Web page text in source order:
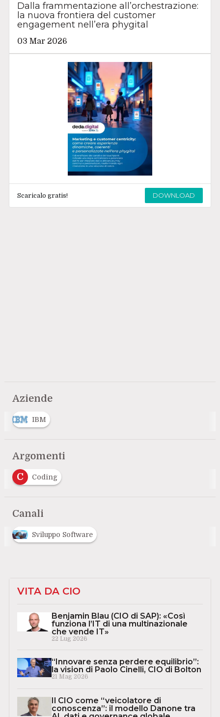
Dalla frammentazione all’orchestrazione:
la nuova frontiera del customer
engagement nell’era phygital
03 Mar 2026
Scaricalo gratis! DOWNLOAD
Aziende
IBM
Argomenti
C
Coding
Canali
Sviluppo Software
VITA DA CIO
Benjamin Blau (CIO di SAP): «Così
funziona l’IT di una multinazionale
che vende IT»
22 Lug 2026
“Innovare senza perdere equilibrio”:
la vision di Paolo Cinelli, CIO di Bolton
21 Mag 2026
Il CIO come “veicolatore di
conoscenza”: il modello Danone tra